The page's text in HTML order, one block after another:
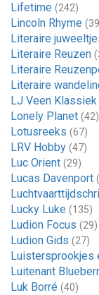
Lifetime (242)
Lincoln Rhyme
Literaire
Literaire Reuzen
Literaire
Literaire
LJ Veen Klassiek
Lonely Planet (42)
Lotusreeks (67)
LRV Hobby (47)
Luc Orient (29)
Lucas Davenport
Lucky Luke (135)
Ludion Focus (29)
Ludion Gids (27)
Luistersprookjes
Luitenant
Luk Borré (40)